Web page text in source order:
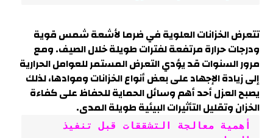
تتعرض الخزانات العلوية في ضرما لأشعة شمس قوية
ودرجات حرارة مرتفعة لفترات طويلة خلال الصيف. ومع
مرور السنوات قد يؤدي التعرض المستمر للعوامل الحرارية
إلى زيادة الإجهاد على بعض أنواع الخزانات وموادها، لذلك
يصبح العزل أحد أهم وسائل الحماية للحفاظ على كفاءة
الخزان وتقليل التأثيرات البيئية طويلة المدى.